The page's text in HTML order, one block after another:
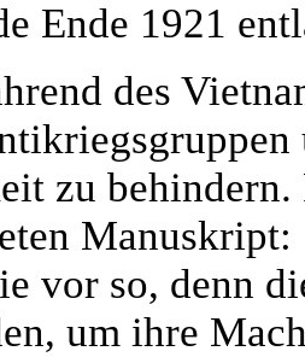
Ende 1921
des
zu
Manuskript:
vor so, denn
um ihre